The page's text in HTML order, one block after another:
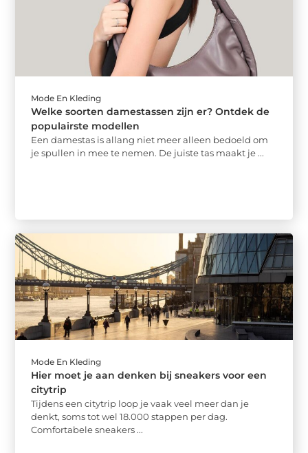
Mode En Kleding
Welke soorten damestassen zijn er? Ontdek de
populairste modellen
Een damestas is allang niet meer alleen bedoeld om
je spullen in mee te nemen. De juiste tas maakt je ...
Mode En Kleding
Hier moet je aan denken bij sneakers voor een
citytrip
Tijdens een citytrip loop je vaak veel meer dan je
denkt, soms tot wel 18.000 stappen per dag.
Comfortabele sneakers ...